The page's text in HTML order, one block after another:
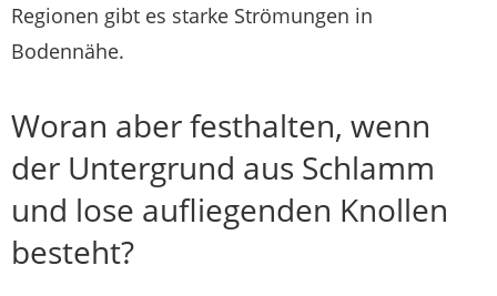
Regionen gibt es starke Strömungen in
Bodennähe.
Woran aber festhalten, wenn
der Untergrund aus Schlamm
und lose aufliegenden Knollen
besteht?